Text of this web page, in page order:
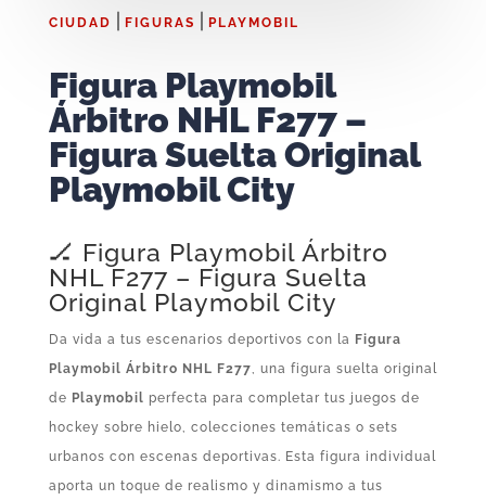
CIUDAD FIGURAS PLAYMOBIL
Figura Playmobil
Árbitro NHL F277 –
Figura Suelta Original
Playmobil City
🏒 Figura Playmobil Árbitro
NHL F277 – Figura Suelta
Original Playmobil City
Da vida a tus escenarios deportivos con la Figura
Playmobil Árbitro NHL F277, una figura suelta original
de Playmobil perfecta para completar tus juegos de
hockey sobre hielo, colecciones temáticas o sets
urbanos con escenas deportivas. Esta figura individual
aporta un toque de realismo y dinamismo a tus